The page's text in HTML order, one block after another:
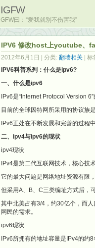
IGFW
GFW曰：“爱我就别不伤害我”
IPV6 修改host上youtube、
2012年6月1日 | 分类: 翻墙相关 |
IPV6科普系列：什么是ipv6?
一、什么是ipv6
IPv6是“Internet Protocol Version
目前的全球因特网所采用的协议族
IPv6正处在不断发展和完善的过程
二、ipv4与ipv6的现状
ipv4现状
IPv4是第二代互联网技术，核心技
它的最大问题是网络地址资源有限
但采用A、B、C三类编址方式后，
其中北美占有3/4，约30亿个，而
网民的需求。
ipv6现状
IPv6所拥有的地址容量是IPv4的约